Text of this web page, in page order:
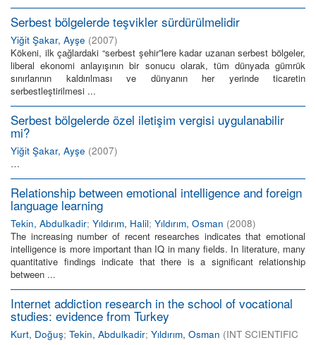
Serbest bölgelerde teşvikler sürdürülmelidir
Yiğit Şakar, Ayşe (2007)
Kökeni, ilk çağlardaki “serbest şehir”lere kadar uzanan serbest bölgeler,
liberal ekonomi anlayışının bir sonucu olarak, tüm dünyada gümrük
sınırlarının kaldırılması ve dünyanın her yerinde ticaretin
serbestleştirilmesi ...
Serbest bölgelerde özel iletişim vergisi uygulanabilir
mi?
Yiğit Şakar, Ayşe (2007)
…
Relationship between emotional intelligence and foreign
language learning
Tekin, Abdulkadir; Yıldırım, Halil; Yıldırım, Osman (2008)
The increasing number of recent researches indicates that emotional
intelligence is more important than IQ in many fields. In literature, many
quantitative findings indicate that there is a significant relationship
between ...
Internet addiction research in the school of vocational
studies: evidence from Turkey
Kurt, Doğuş; Tekin, Abdulkadir; Yıldırım, Osman (INT SCIENTIFIC